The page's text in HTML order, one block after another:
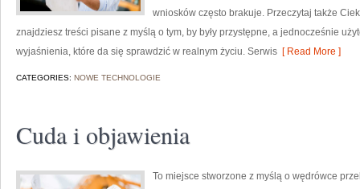
wniosków często brakuje. Przeczytaj także
znajdziesz treści pisane z myślą o tym, by były przystępne, a jednocześnie
wyjaśnienia, które da się sprawdzić w realnym życiu. Serwis [ Read More ]
CATEGORIES: NOWE TECHNOLOGIE
Cuda i objawienia
To miejsce stworzone z myślą o wędrówce